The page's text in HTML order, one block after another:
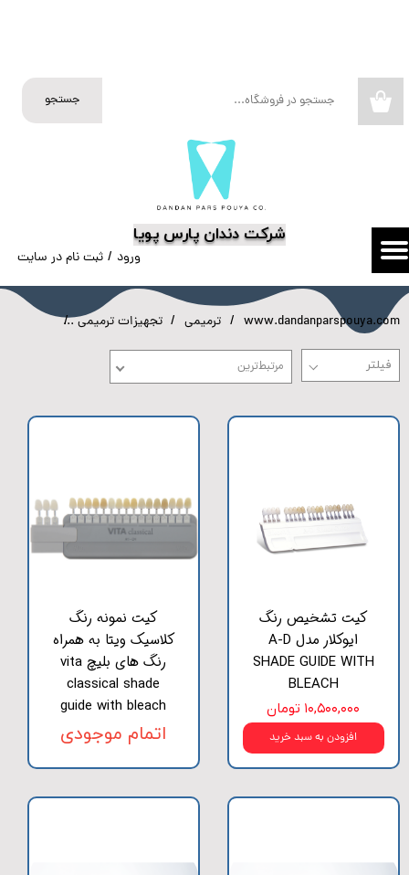
​شرکت دندان پارس پویا
جستجو
ورود / ثبت نام در سایت
تغییر گذر واژه
سفارشات
www.dandanparspouya.com ترمیمی تجهیزات ترمیمی نمونه رنگ
مرتبط‌ترین
کیت تشخیص رنگ
ایوکلار مدل A-D
SHADE GUIDE WITH
BLEACH
۱۰,۵۰۰,۰۰۰ تومان
افزودن به سبد خرید
کیت نمونه رنگ
کلاسیک ویتا به همراه
رنگ های بلیچ vita
classical shade
guide with bleach
اتمام موجودی